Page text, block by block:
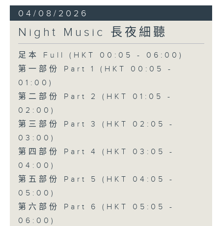
04/08/2026
Night Music 長夜細聽
足本 Full (HKT 00:05 - 06:00)
第一部份 Part 1 (HKT 00:05 -
01:00)
第二部份 Part 2 (HKT 01:05 -
02:00)
第三部份 Part 3 (HKT 02:05 -
03:00)
第四部份 Part 4 (HKT 03:05 -
04:00)
第五部份 Part 5 (HKT 04:05 -
05:00)
第六部份 Part 6 (HKT 05:05 -
06:00)